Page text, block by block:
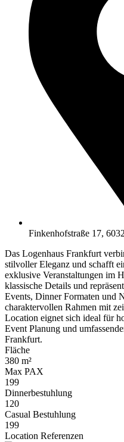
Finkenhofstraße 17,
Das Logenhaus Frankfurt
stilvoller Eleganz und schafft
exklusive Veranstaltungen im
klassische Details und
Events, Dinner Formaten und
charaktervollen Rahmen mit
Location eignet sich ideal für
Event Planung und
Frankfurt.
Fläche
380 m²
Max PAX
199
Dinnerbestuhlung
120
Casual Bestuhlung
199
Location Referenzen